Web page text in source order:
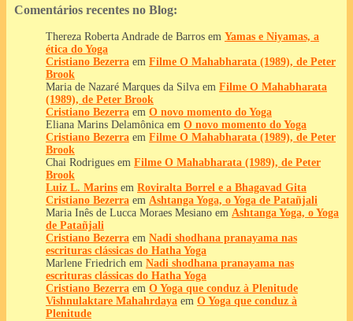
Comentários recentes no Blog:
Thereza Roberta Andrade de Barros em Yamas e Niyamas, a
ética do Yoga
Cristiano Bezerra em Filme O Mahabharata (1989), de Peter
Brook
Maria de Nazaré Marques da Silva em Filme O Mahabharata
(1989), de Peter Brook
Cristiano Bezerra em O novo momento do Yoga
Eliana Marins Delamônica em O novo momento do Yoga
Cristiano Bezerra em Filme O Mahabharata (1989), de Peter
Brook
Chai Rodrigues em Filme O Mahabharata (1989), de Peter
Brook
Luiz L. Marins em Roviralta Borrel e a Bhagavad Gita
Cristiano Bezerra em Ashtanga Yoga, o Yoga de Patañjali
Maria Inês de Lucca Moraes Mesiano em Ashtanga Yoga, o Yoga
de Patañjali
Cristiano Bezerra em Nadi shodhana pranayama nas
escrituras clássicas do Hatha Yoga
Marlene Friedrich em Nadi shodhana pranayama nas
escrituras clássicas do Hatha Yoga
Cristiano Bezerra em O Yoga que conduz à Plenitude
Vishnulaktare Mahahrdaya em O Yoga que conduz à
Plenitude